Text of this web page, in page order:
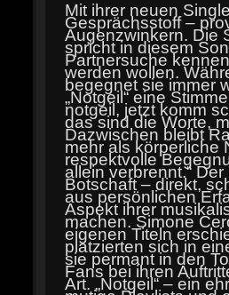
Mit ihrer neuen
Gesprächsstoff –
Augenzwinkern. Die
spricht in diesem
Partnersuche
werden wollen.
begegnet sie immer
„Notgeil“ eine
notgeil, jetzt komm
das sind die Worte,
Dazwischen bleibt
mehr als körperliche
respektvolle
allein verbrennt.“
Botschaft – direkt,
aus persönlichen
Aspekt ihrer
machen. Simone
eigenen Titeln
platzierten sich in
sie permant in den
Fans bei ihren
Art. „Notgeil“ – ein